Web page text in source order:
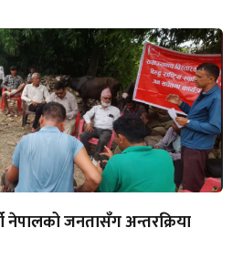
नेपालको जनतासँग अन्तरक्रिया